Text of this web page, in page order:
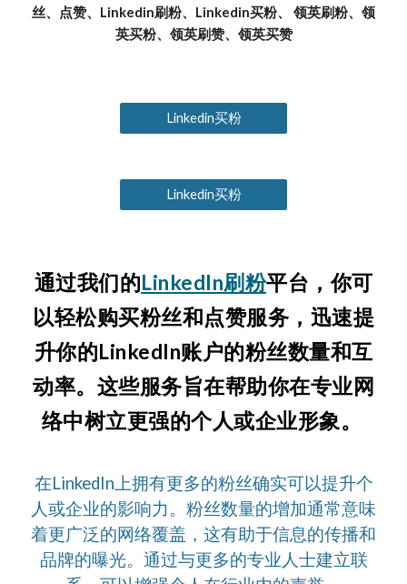
丝、点赞、Linkedin刷粉、Linkedin买粉、 领英刷粉、领
英买粉、领英刷赞、领英买赞
Linkedin买粉
Linkedin买粉
通过我们的LinkedIn刷粉平台，你可
以轻松购买粉丝和点赞服务，迅速提
升你的LinkedIn账户的粉丝数量和互
动率。这些服务旨在帮助你在专业网
络中树立更强的个人或企业形象。
在LinkedIn上拥有更多的粉丝确实可以提升个
人或企业的影响力。粉丝数量的增加通常意味
着更广泛的网络覆盖，这有助于信息的传播和
品牌的曝光。通过与更多的专业人士建立联